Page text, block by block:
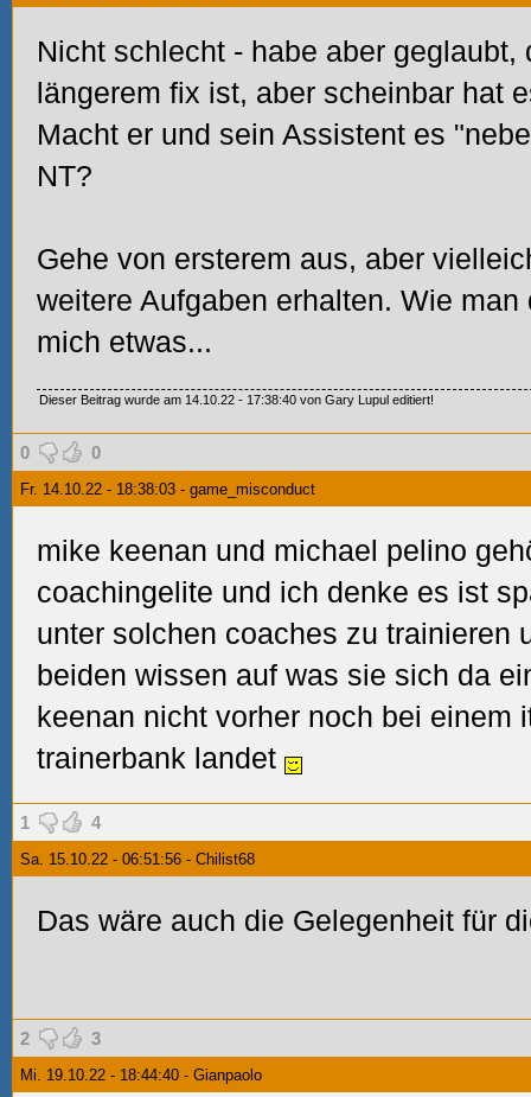
Nicht schlecht - habe aber geglaubt,
längerem fix ist, aber scheinbar hat
Macht er und sein Assistent es
NT?
Gehe von ersterem aus, aber
weitere Aufgaben erhalten. Wie
mich etwas...
Dieser Beitrag wurde am 14.10.22 - 17:38:40 von Gary Lupul editiert!
0 0
Fr. 14.10.22 - 18:38:03 - game_misconduct
mike keenan und michael pelino
coachingelite und ich denke es ist
unter solchen coaches zu trainieren
beiden wissen auf was sie sich da
keenan nicht vorher noch bei einem
trainerbank landet
1 4
Sa. 15.10.22 - 06:51:56 - Chilist68
Das wäre auch die Gelegenheit für
2 3
Mi. 19.10.22 - 18:44:40 - Gianpaolo